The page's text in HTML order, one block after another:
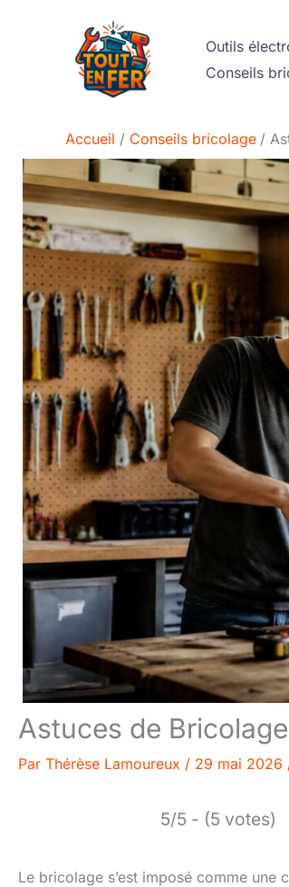
Outils
Conseils
Accueil Conseils bricolage
Astuces de
Par Thérèse Lamoureux / 29 mai 2026
5/5 - (5 votes)
Le bricolage s’est imposé comme une